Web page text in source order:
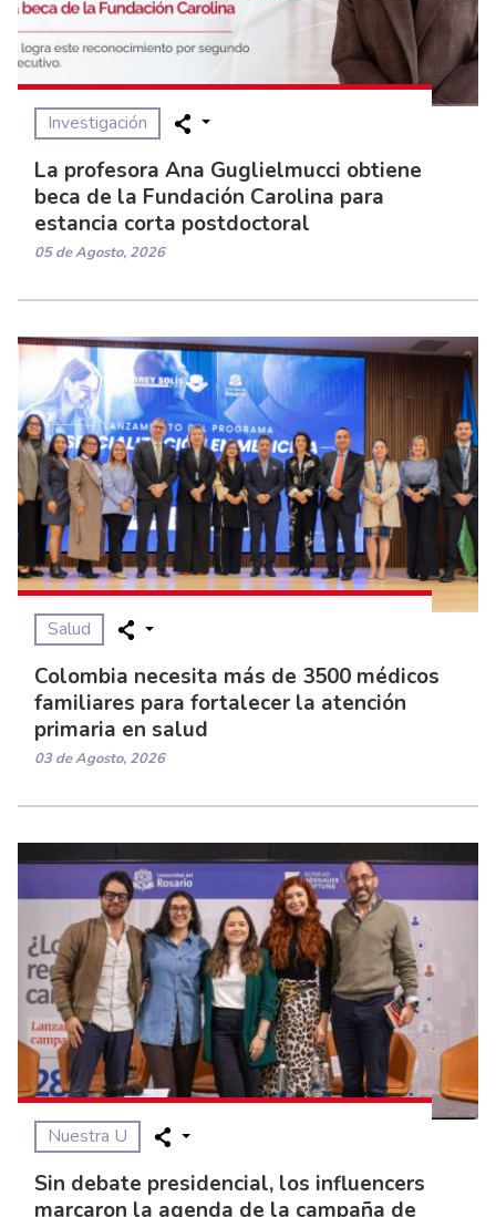
Investigación
La profesora Ana Guglielmucci obtiene
beca de la Fundación Carolina para
estancia corta postdoctoral
05 de Agosto, 2026
Salud
Colombia necesita más de 3500 médicos
familiares para fortalecer la atención
primaria en salud
03 de Agosto, 2026
Nuestra U
Sin debate presidencial, los influencers
marcaron la agenda de la campaña de